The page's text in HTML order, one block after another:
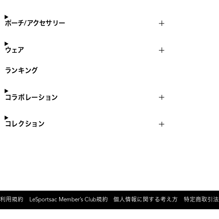
ポーチ/アクセサリー
ウェア
ランキング
コラボレーション
コレクション
利用規約 LeSportsac Member’s Club規約 個人情報に関する考え方 特定商取引